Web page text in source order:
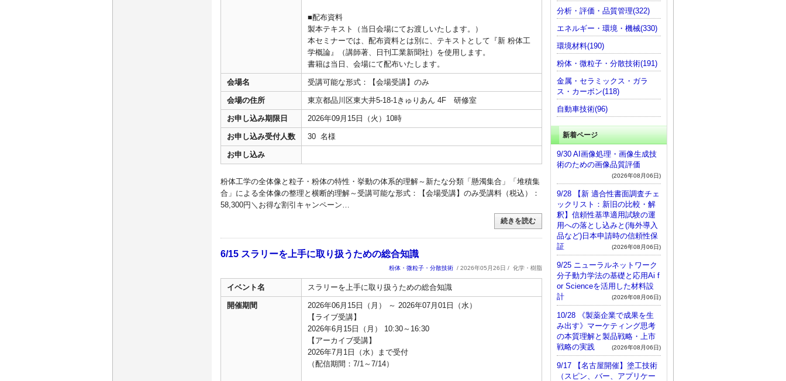
■配布資料
製本テキスト（当日会場にてお渡しいたします。）
本セミナーでは、配布資料とは別に、テキストとして『新 粉体工
学概論』（講師著、日刊工業新聞社）を使用します。
書籍は当日、会場にて配布いたします。
会場名 受講可能な形式：【会場受講】のみ
会場の住所 東京都品川区東大井5-18-1きゅりあん 4F 研修室
お申し込み期限日 2026年09月15日（火）10時
お申し込み受付人数 30 名様
お申し込み
粉体工学の全体像と粒子・粉体の特性・挙動の体系的理解～新たな分類「懸濁集合」「堆積集
合」による全体像の整理と横断的理解～受講可能な形式：【会場受講】のみ受講料（税込）：
58,300円＼お得な割引キャンペーン…
続きを読む
6/15 スラリーを上手に取り扱うための総合知識
粉体・微粒子・分散技術 / 2026年05月26日 / 化学・樹脂
イベント名 スラリーを上手に取り扱うための総合知識
開催期間
2026年06月15日（月） ～ 2026年07月01日（水）
【ライブ受講】
2026年6月15日（月） 10:30～16:30
【アーカイブ受講】
2026年7月1日（水）まで受付
（配信期間：7/1～7/14）
分析・評価・品質管理(322)
エネルギー・環境・機械(330)
環境材料(190)
粉体・微粒子・分散技術(191)
金属・セラミックス・ガラ
ス・カーボン(118)
自動車技術(96)
新着ページ
9/30 AI画像処理・画像生成技
術のための画像品質評価
(2026年08月06日)
9/28 【新 適合性書面調査チェ
ックリスト：新旧の比較・解
釈】信頼性基準適用試験の運
用への落とし込みと(海外導入
品など)日本申請時の信頼性保
証
(2026年08月06日)
9/25 ニューラルネットワーク
分子動力学法の基礎と応用Ai f
or Scienceを活用した材料設
計
(2026年08月06日)
10/28 《製薬企業で成果を生
み出す》マーケティング思考
の本質理解と製品戦略・上市
戦略の実践
(2026年08月06日)
9/17 【名古屋開催】塗工技術
（スピン、バー、アプリケー